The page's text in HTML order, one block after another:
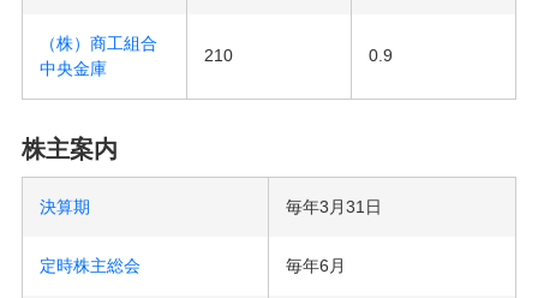
（株）商工組合
中央金庫
210 0.9
株主案内
決算期 毎年3月31日
定時株主総会 毎年6月